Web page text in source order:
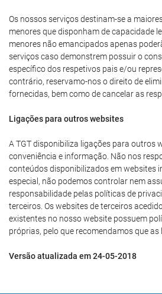
Os nossos serviços destinam-se a
menores que disponham de capacidade
menores não emancipados apenas
serviços caso demonstrem possuir o
específico dos respetivos pais e/ou
contrário, reservamo-nos o direito de
fornecidas, bem como de cancelar as
Ligações para outros websites
A TGT disponibiliza ligações para outros
conveniência e informação. Não nos
conteúdos disponibilizados em websites
especial, não podemos controlar nem
responsabilidade pelas políticas de
terceiros. Os websites de terceiros
existentes no nosso website possuem
próprias, pelo que recomendamos que as
Versão atualizada em 24-05-2018